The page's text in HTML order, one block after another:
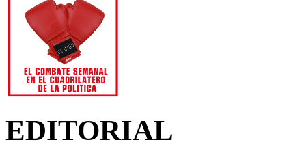
EDITORIAL